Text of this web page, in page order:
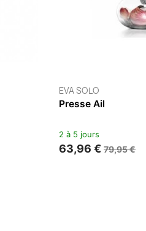
EVA SOLO
Rape De Cuisine
4 à 6 semaines
49,95 €